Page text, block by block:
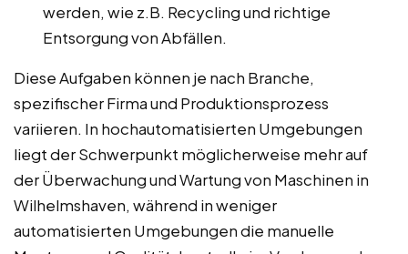
werden, wie z.B. Recycling und richtige
Entsorgung von Abfällen.
Diese Aufgaben können je nach Branche,
spezifischer Firma und Produktionsprozess
variieren. In hochautomatisierten Umgebungen
liegt der Schwerpunkt möglicherweise mehr auf
der Überwachung und Wartung von Maschinen in
Wilhelmshaven, während in weniger
automatisierten Umgebungen die manuelle